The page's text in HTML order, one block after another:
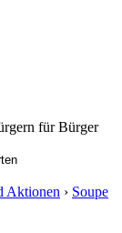
Aktionen › Soupe